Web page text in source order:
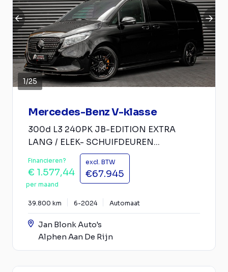
1/25
Mercedes-Benz V-klasse
300d L3 240PK JB-EDITION EXTRA
LANG / ELEK- SCHUIFDEUREN...
Financieren?
€ 1.577,44
per maand
excl. BTW
€67.945
39.800 km 6-2024 Automaat
Jan Blonk Auto's
Alphen Aan De Rijn